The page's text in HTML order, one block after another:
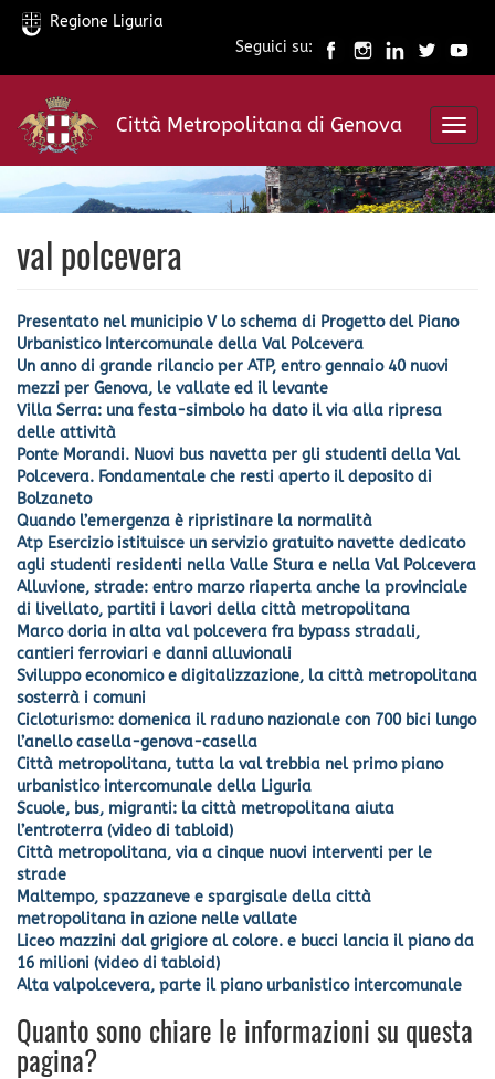
Salta
contenuto
principale
Regione Liguria
Seguici su:
Città Metropolitana di Genova
val polcevera
Presentato nel municipio V lo schema di Progetto del Piano
Urbanistico Intercomunale della Val Polcevera
Un anno di grande rilancio per ATP, entro gennaio 40 nuovi
mezzi per Genova, le vallate ed il levante
Villa Serra: una festa-simbolo ha dato il via alla ripresa
delle attività
Ponte Morandi. Nuovi bus navetta per gli studenti della Val
Polcevera. Fondamentale che resti aperto il deposito di
Bolzaneto
Quando l’emergenza è ripristinare la normalità
Atp Esercizio istituisce un servizio gratuito navette dedicato
agli studenti residenti nella Valle Stura e nella Val Polcevera
Alluvione, strade: entro marzo riaperta anche la provinciale
di livellato, partiti i lavori della città metropolitana
Marco doria in alta val polcevera fra bypass stradali,
cantieri ferroviari e danni alluvionali
Sviluppo economico e digitalizzazione, la città metropolitana
sosterrà i comuni
Cicloturismo: domenica il raduno nazionale con 700 bici lungo
l’anello casella-genova-casella
Città metropolitana, tutta la val trebbia nel primo piano
urbanistico intercomunale della Liguria
Scuole, bus, migranti: la città metropolitana aiuta
l’entroterra (video di tabloid)
Città metropolitana, via a cinque nuovi interventi per le
strade
Maltempo, spazzaneve e spargisale della città
metropolitana in azione nelle vallate
Liceo mazzini dal grigiore al colore. e bucci lancia il piano da
16 milioni (video di tabloid)
Alta valpolcevera, parte il piano urbanistico intercomunale
Quanto sono chiare le informazioni su questa
pagina?